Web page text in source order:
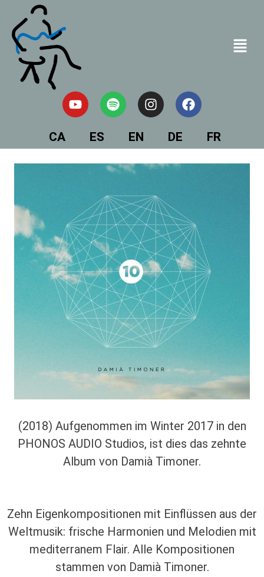
CA ES EN DE FR
(2018) Aufgenommen im Winter 2017 in den
PHONOS AUDIO Studios, ist dies das zehnte
Album von Damià Timoner.
Zehn Eigenkompositionen mit Einflüssen aus der
Weltmusik: frische Harmonien und Melodien mit
mediterranem Flair. Alle Kompositionen
stammen von Damià Timoner.